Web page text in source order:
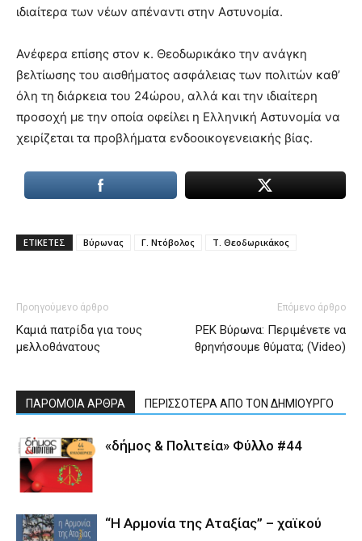
ιδιαίτερα των νέων απέναντι στην Αστυνομία.
Ανέφερα επίσης στον κ. Θεοδωρικάκο την ανάγκη
βελτίωσης του αισθήματος ασφάλειας των πολιτών καθ’
όλη τη διάρκεια του 24ώρου, αλλά και την ιδιαίτερη
προσοχή με την οποία οφείλει η Ελληνική Αστυνομία να
χειρίζεται τα προβλήματα ενδοoικογενειακής βίας.
ΕΤΙΚΕΤΕΣ Βύρωνας Γ. Ντόβολος Τ. Θεοδωρικάκος
Προηγούμενο άρθρο
Καμιά πατρίδα για τους
μελλοθάνατους
Επόμενο άρθρο
ΡΕΚ Βύρωνα: Περιμένετε να
θρηνήσουμε θύματα; (Video)
ΠΑΡΟΜΟΙΑ ΑΡΘΡΑ ΠΕΡΙΣΣΟΤΕΡΑ ΑΠΟ ΤΟΝ ΔΗΜΙΟΥΡΓΟ
«δήμος & Πολιτεία» Φύλλο #44
“Η Αρμονία της Αταξίας” – χαϊκού